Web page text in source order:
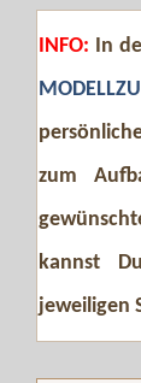
INFO: In
zum
kannst
jeweiligen